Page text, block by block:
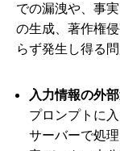
での漏洩や、事
の生成、著作権
らず発生し得る
入力情報の外
プロンプトに
サーバーで処